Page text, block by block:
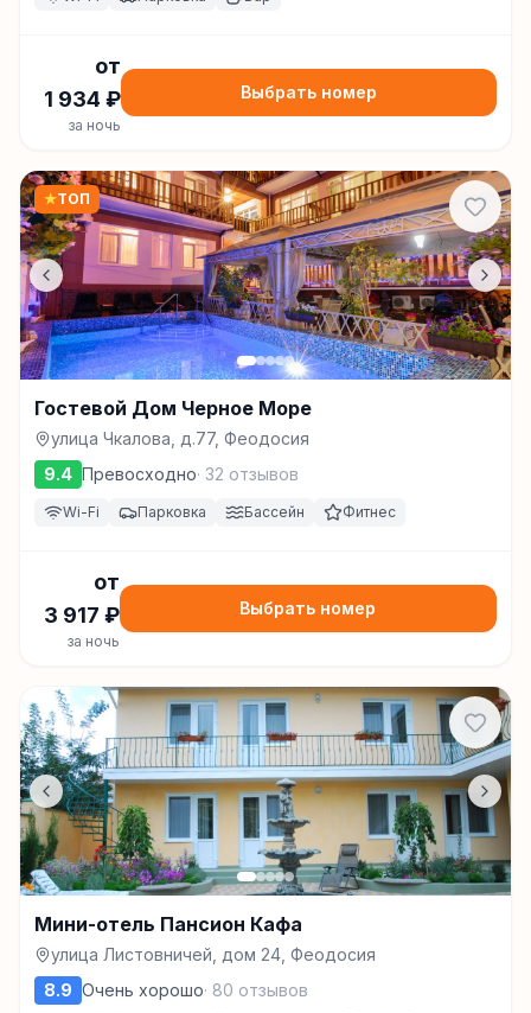
от
1 934 ₽
за ночь
Выбрать номер
★ТОП
Гостевой Дом Черное Море
улица Чкалова, д.77, Феодосия
9.4 Превосходно· 32 отзывов
Wi-Fi Парковка Бассейн Фитнес
от
3 917 ₽
за ночь
Выбрать номер
Мини-отель Пансион Кафа
улица Листовничей, дом 24, Феодосия
8.9 Очень хорошо· 80 отзывов